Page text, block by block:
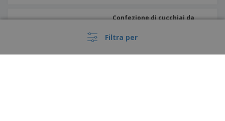
Filtra per
Confezione di cucchiai da